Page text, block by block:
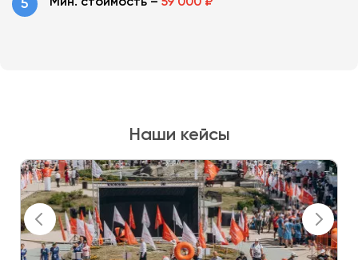
Наши кейсы